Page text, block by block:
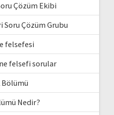
Çözüm Ekibi
Soru Çözüm Grubu
felsefesi
felsefi sorular
Nedir?